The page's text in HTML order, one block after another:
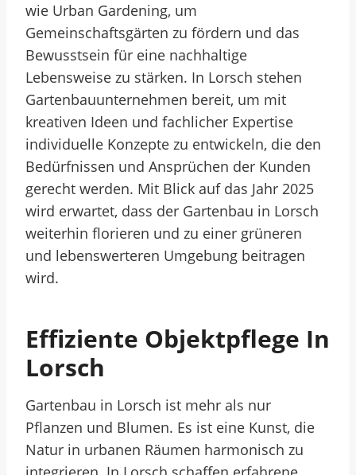
wie Urban Gardening, um
Gemeinschaftsgärten zu fördern und das
Bewusstsein für eine nachhaltige
Lebensweise zu stärken. In Lorsch stehen
Gartenbauunternehmen bereit, um mit
kreativen Ideen und fachlicher Expertise
individuelle Konzepte zu entwickeln, die den
Bedürfnissen und Ansprüchen der Kunden
gerecht werden. Mit Blick auf das Jahr 2025
wird erwartet, dass der Gartenbau in Lorsch
weiterhin florieren und zu einer grüneren
und lebenswerteren Umgebung beitragen
wird.
Effiziente Objektpflege In
Lorsch
Gartenbau in Lorsch ist mehr als nur
Pflanzen und Blumen. Es ist eine Kunst, die
Natur in urbanen Räumen harmonisch zu